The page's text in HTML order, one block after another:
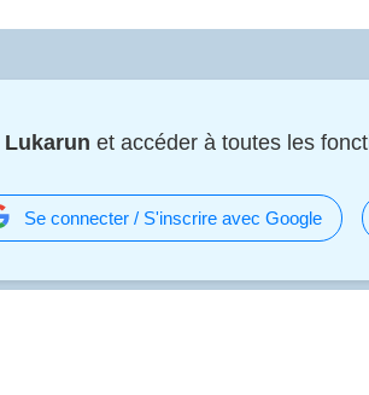
Lukarun et accéder à toutes les
Se connecter / S'inscrire avec Google